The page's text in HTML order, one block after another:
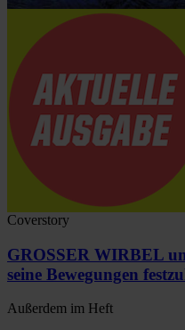
Coverstory
GROSSER WIRBEL
seine Bewegungen
Außerdem im Heft